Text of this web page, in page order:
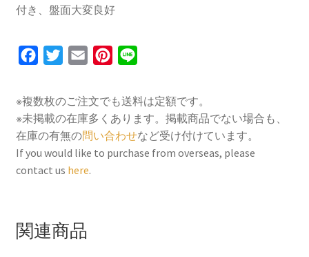
付き、盤面大変良好
c
e
b
o
o
t
t
e
r
a
i
l
n
t
e
r
n
e
※複数枚のご注文でも送料は定額です。
※未掲載の在庫多くあります。掲載商品でない場合も、
在庫の有無の問い合わせなど受け付けています。
If you would like to purchase from overseas, please
contact us here.
関連商品